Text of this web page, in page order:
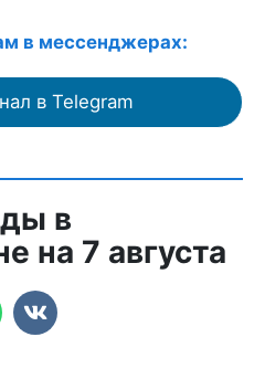
в мессенджерах:
в Telegram
в
на 7 августа